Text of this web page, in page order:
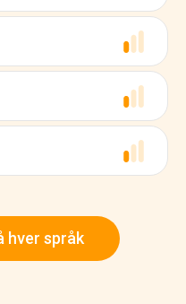
hver språk